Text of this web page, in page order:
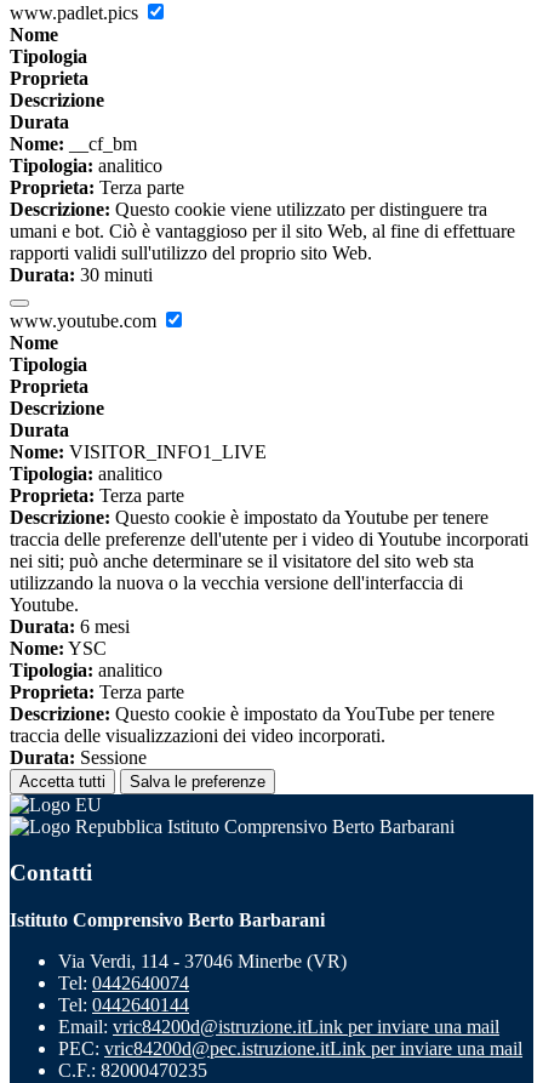
www.padlet.pics
Nome
Tipologia
Proprieta
Descrizione
Durata
Nome: __cf_bm
Tipologia: analitico
Proprieta: Terza parte
Descrizione: Questo cookie viene utilizzato per distinguere tra
umani e bot. Ciò è vantaggioso per il sito Web, al fine di effettuare
rapporti validi sull'utilizzo del proprio sito Web.
Durata: 30 minuti
www.youtube.com
Nome
Tipologia
Proprieta
Descrizione
Durata
Nome: VISITOR_INFO1_LIVE
Tipologia: analitico
Proprieta: Terza parte
Descrizione: Questo cookie è impostato da Youtube per tenere
traccia delle preferenze dell'utente per i video di Youtube incorporati
nei siti; può anche determinare se il visitatore del sito web sta
utilizzando la nuova o la vecchia versione dell'interfaccia di
Youtube.
Durata: 6 mesi
Nome: YSC
Tipologia: analitico
Proprieta: Terza parte
Descrizione: Questo cookie è impostato da YouTube per tenere
traccia delle visualizzazioni dei video incorporati.
Durata: Sessione
Accetta tutti Salva le preferenze
Istituto Comprensivo Berto Barbarani
Contatti
Istituto Comprensivo Berto Barbarani
Via Verdi, 114 - 37046 Minerbe (VR)
Tel: 0442640074
Tel: 0442640144
Email: vric84200d@istruzione.itLink per inviare una mail
PEC: vric84200d@pec.istruzione.itLink per inviare una mail
C.F.: 82000470235